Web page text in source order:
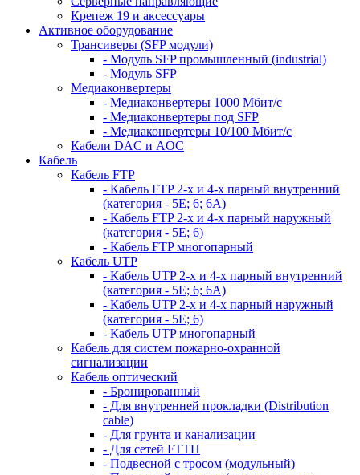
Крепеж 19 и аксессуары
Активное оборудование
Трансиверы (SFP модули)
- Модуль SFP промышленный (industrial)
- Модуль SFP
Медиаконвертеры
- Медиаконвертеры 1000 Мбит/с
- Медиаконвертеры под SFP
- Медиаконвертеры 10/100 Мбит/с
Кабели DAC и AOC
Кабель
Кабель FTP
- Кабель FTP 2-х и 4-х парный внутренний
(категория - 5Е; 6; 6А)
- Кабель FTP 2-х и 4-х парный наружный
(категория - 5Е; 6)
- Кабель FTP многопарный
Кабель UTP
- Кабель UTP 2-х и 4-х парный внутренний
(категория - 5Е; 6; 6А)
- Кабель UTP 2-х и 4-х парный наружный
(категория - 5Е; 6)
- Кабель UTP многопарный
Кабель для систем пожарно-охранной
сигнализации
Кабель оптический
- Бронированный
- Для внутренней прокладки (Distribution
cable)
- Для грунта и канализации
- Для сетей FTTH
- Подвесной с тросом (модульный)